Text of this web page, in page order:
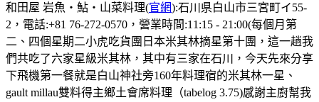
和田屋 岩魚・鮎・山菜料理(官網):石川県白山市三宮町イ55-
2，電話:+81 76-272-0570，營業時間:11:15 - 21:00(每個月第
二、四個星期二小虎吃貨團日本米其林摘星第十團，這一趟我
們共吃了六家星級米其林，其中有三家在石川，今天先來分享
下飛機第一餐就是白山神社旁160年料理宿的米其林一星、
gault millau雙料得主鄉土會席料理（tabelog 3.75)感謝主廚幫我